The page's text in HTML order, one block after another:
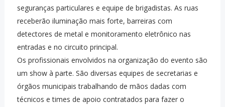
seguranças particulares e equipe de brigadistas. As ruas
receberão iluminação mais forte, barreiras com
detectores de metal e monitoramento eletrônico nas
entradas e no circuito principal.
Os profissionais envolvidos na organização do evento são
um show à parte. São diversas equipes de secretarias e
órgãos municipais trabalhando de mãos dadas com
técnicos e times de apoio contratados para fazer o